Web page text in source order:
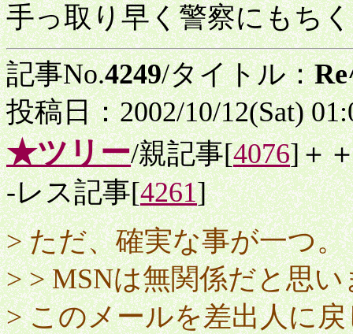
手っ取り早く警察にもち
記事No.4249/タイトル：
投稿日：2002/10/12(Sat)
★ツリー/親記事[4076]＋
-レス記事[4261]
> ただ、確実な事が一つ。
> > MSNは無関係だと思い
> このメールを差出人に